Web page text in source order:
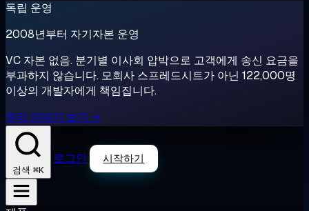
독립 운영
2008년부터 자기자본 운영
VC 자본 없음. 분기별 이사회 압박으로 고객에게 송신 요금을
부과하지 않습니다. 모회사 스프레드시트가 아닌 122,000명
이상의 개발자에게 책임집니다.
우리 이야기 보기 →
검색 ⌘K
로그인 시작하기